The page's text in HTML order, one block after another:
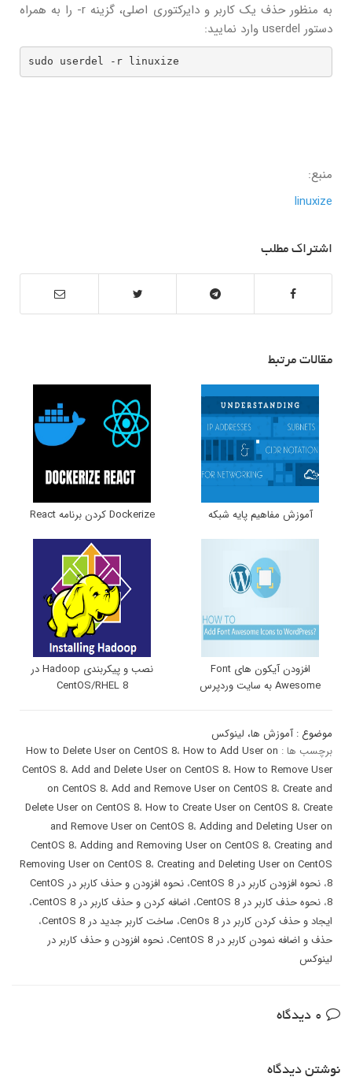
به منظور حذف یک کاربر و دایرکتوری اصلی، گزینه r- را به همراه
دستور userdel وارد نمایید:
sudo userdel -r linuxize
منبع:
linuxize
اشتراک مطلب
مقالات مرتبط
آموزش مفاهیم پایه شبکه Dockerize کردن برنامه React
افزودن آیکون های Font
Awesome به سایت وردپرس
نصب و پیکربندی Hadoop در
CentOS/RHEL 8
موضوع :آموزش ها، لینوکس
برچسب ها :
How to Delete User on CentOS 8، How to Add User on
CentOS 8، Add and Delete User on CentOS 8، How to Remove User
on CentOS 8، Add and Remove User on CentOS 8، Create and
Delete User on CentOS 8، How to Create User on CentOS 8، Create
and Remove User on CentOS 8، Adding and Deleting User on
CentOS 8، Adding and Removing User on CentOS 8، Creating and
Removing User on CentOS 8، Creating and Deleting User on CentOS
8، نحوه افزودن کاربر در CentOS 8 ،
نحوه افزودن و حذف کاربر در CentOS
8، نحوه حذف کاربر در CentOS 8 ، اضافه کردن و حذف کاربر در CentOS 8
،
ایجاد و حذف کردن کاربر در CenOs 8
، ساخت کاربر جدید در CentOS 8
،
حذف و اضافه نمودن کاربر در CentOS 8
، نحوه افزودن و حذف کاربر در
لینوکس
نوشتن دیدگاه